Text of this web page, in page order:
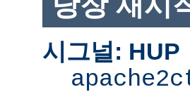
시그널: HUP